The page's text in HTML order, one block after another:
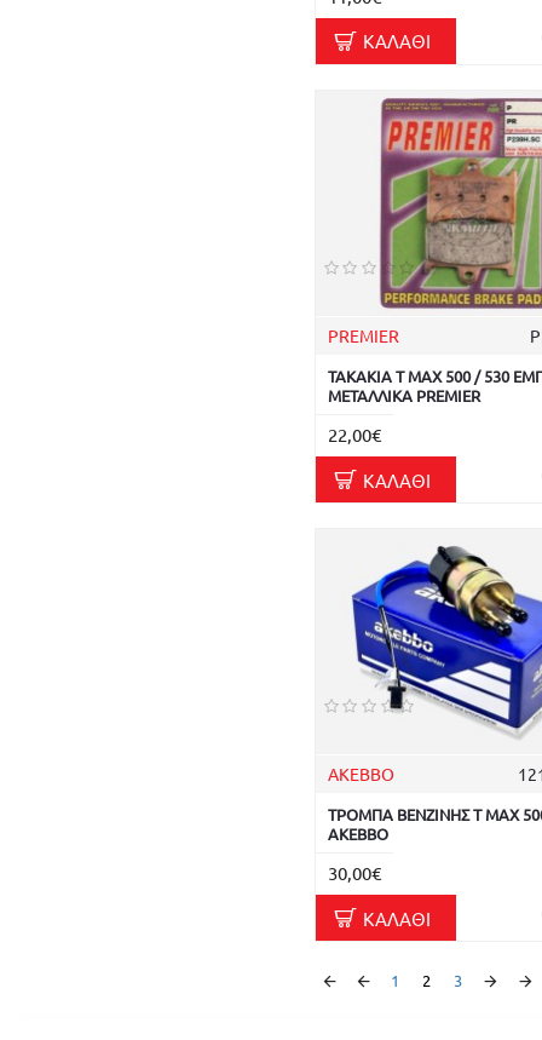
ΚΑΛΆΘΙ
PREMIER
ΤΑΚΑΚΙΑ T MAX 500 / 530
ΜΕΤΑΛΛΙΚΑ PREMIER
22,00€
ΚΑΛΆΘΙ
AKEBBO
ΤΡΟΜΠΑ ΒΕΝΖΙΝΗΣ T MAX
AKEBBO
30,00€
ΚΑΛΆΘΙ
1 2 3